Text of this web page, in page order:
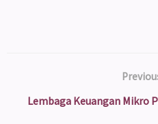
Lembaga Keuangan Mikro